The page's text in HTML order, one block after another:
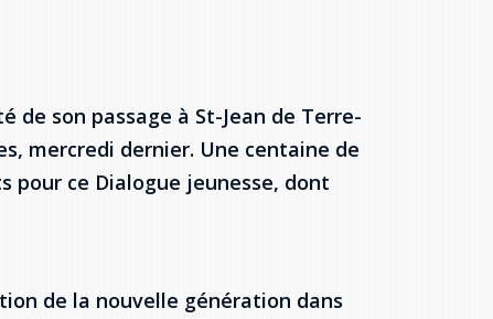
de son passage à St-Jean de Terre-
mercredi dernier. Une centaine de
pour ce Dialogue jeunesse, dont
de la nouvelle génération dans